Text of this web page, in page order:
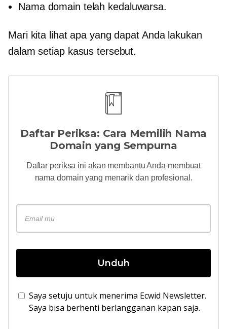
Nama domain telah kedaluwarsa.
Mari kita lihat apa yang dapat Anda lakukan
dalam setiap kasus tersebut.
Daftar Periksa: Cara Memilih Nama
Domain yang Sempurna
Daftar periksa ini akan membantu Anda membuat
nama domain yang menarik dan profesional.
Unduh
Saya setuju untuk menerima Ecwid Newsletter.
Saya bisa berhenti berlangganan kapan saja.